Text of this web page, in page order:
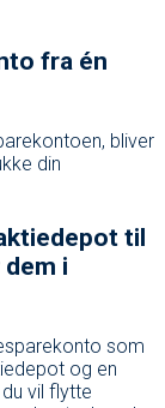
fra én
bliver
din
til
i
som
og en
vil flytte